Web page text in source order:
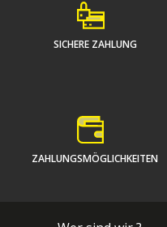
SICHERE ZAHLUNG
ZAHLUNGSMÖGLICHKEITEN